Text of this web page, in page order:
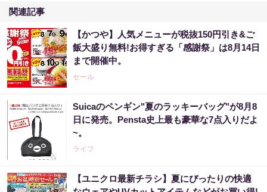
関連記事
【かつや】人気メニューが税抜150円引き&ご
飯大盛り無料!お得すぎる「感謝祭」は8月14日
まで開催中。
セール
Suicaのペンギン"夏のラッキーバッグ"が8月8
日に発売。Pensta史上最も豪華な7点入りだよ
~。
ライフ
【ユニクロ最新チラシ】夏にぴったりの快適